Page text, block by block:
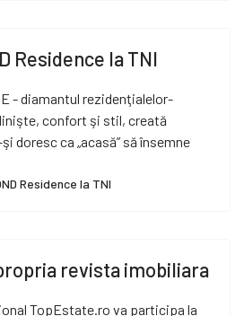
Residence la TNI
- diamantul rezidenţialelor-
confort şi stil, creată
doresc ca „acasă” să însemne
Residence la TNI
revista imobiliara
TopEstate.ro va participa la